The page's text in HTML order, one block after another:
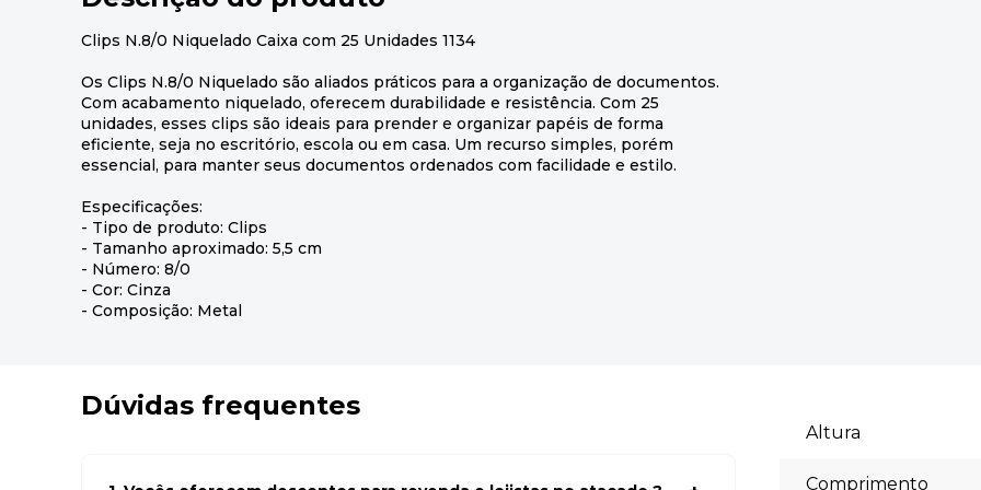
Clips N.8/0 Niquelado Caixa com 25 Unidades 1134
Os Clips N.8/0 Niquelado são aliados práticos para a organização de documentos.
Com acabamento niquelado, oferecem durabilidade e resistência. Com 25
unidades, esses clips são ideais para prender e organizar papéis de forma
eficiente, seja no escritório, escola ou em casa. Um recurso simples, porém
essencial, para manter seus documentos ordenados com facilidade e estilo.
Especificações:
- Tipo de produto: Clips
- Tamanho aproximado: 5,5 cm
- Número: 8/0
- Cor: Cinza
- Composição: Metal
Dúvidas frequentes
Altura
Comprimento